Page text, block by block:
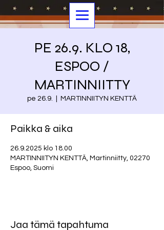
PE 26.9. KLO 18,
ESPOO /
MARTINNIITTY
pe 26.9. MARTINNIITYN KENTTÄ
Paikka & aika
26.9.2025 klo 18.00
MARTINNIITYN KENTTÄ, Martinniitty, 02270
Espoo, Suomi
Jaa tämä tapahtuma